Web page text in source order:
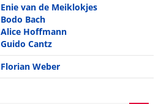
Enie van de Meiklokjes
Bodo Bach
Alice Hoffmann
Guido Cantz
Florian Weber